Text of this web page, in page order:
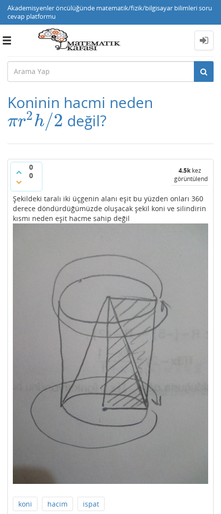
Akademisyenler öncülüğünde matematik/fizik/bilgisayar bilimleri soru
cevap platformu
Toggle
Koninin hacmi neden
πr2h/2
πr2h/2 değil?
0
0
4.5kkez
görüntülendi
Şekildeki taralı iki üçgenin alanı eşit bu yüzden onları 360
derece döndürdüğümüzde oluşacak şekil koni ve silindirin
kısmı neden eşit hacme sahip değil
koni hacim ispat